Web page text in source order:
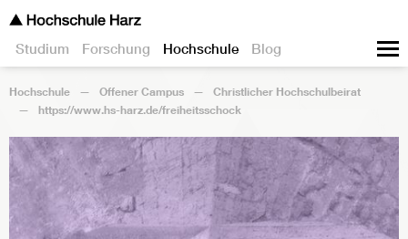
Studium Forschung Hochschule Blog
Hochschule Offener Campus
Christlicher Hochschulbeirat
https://www.hs-harz.de/freiheitsschock